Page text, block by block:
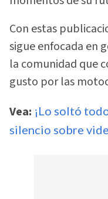
Con estas
sigue enfocada en
la comunidad que
gusto por las
Vea: ¡Lo soltó
silencio sobre